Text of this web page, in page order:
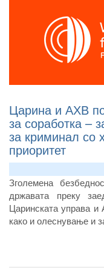
Царина и АХВ
за соработка –
за криминал со
приоритет
Зголемена
државата преку
Царинската управа и
како и олеснување и